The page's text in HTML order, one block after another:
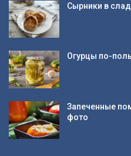
Сырники в
Огурцы по-
Запеченные
фото